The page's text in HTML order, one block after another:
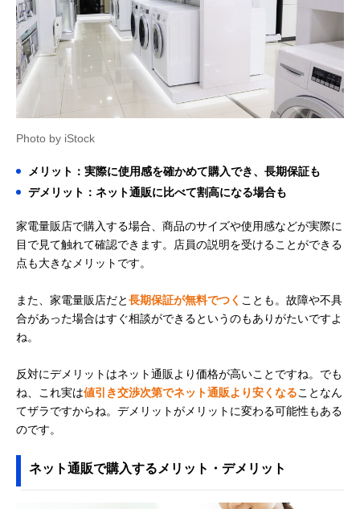
Photo by iStock
メリット：実際に使用感を確かめて購入でき、長期保証も
デメリット：ネット通販に比べて割高になる場合も
家電量販店で購入する場合、商品のサイズや使用感などが実際に
目で見て触れて確認できます。店員の説明を受けることができる
点も大きなメリットです。
また、家電量販店だと長期保証が無料でつく ことも。故障や不具
合があった場合はすぐ相談ができるというのもありがたいですよ
ね。
反対にデメリットはネット通販より価格が高いことですね。でも
ね、これ実は値引き交渉次第でネット通販より安くなることなん
てザラですからね。デメリットがメリットに変わる可能性もある
のです。
ネット通販で購入するメリット・デメリット